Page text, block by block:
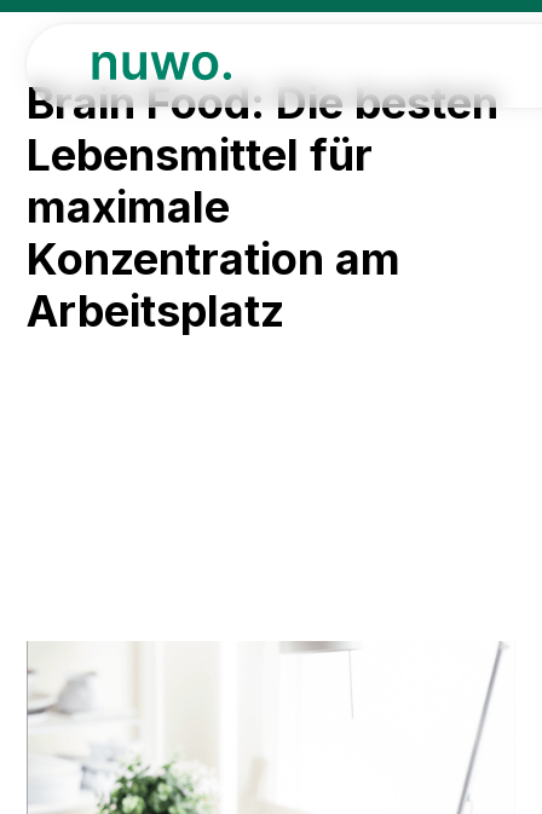
Brain Food: Die besten
Lebensmittel für
maximale
Konzentration am
Arbeitsplatz